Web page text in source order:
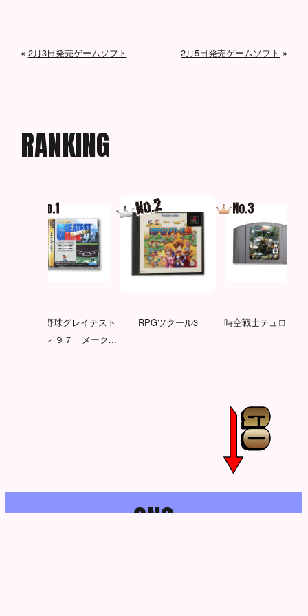
« 2月3日発売ゲームソフト 2月5日発売ゲームソフト »
RANKING
プロ野球グレイテスト
ナイン’９７ メーク...
RPGツクール3 時空戦士テュロック
SNS